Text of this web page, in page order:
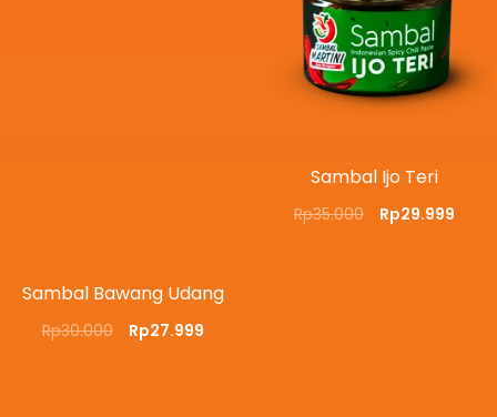
Sambal Ijo Teri
Rp35.000 Rp29.999
Sambal Bawang Udang
Rp30.000 Rp27.999